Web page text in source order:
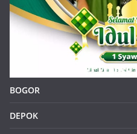
BOGOR
DEPOK